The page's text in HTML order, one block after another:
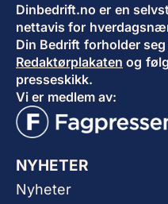
Dinbedrift.no er en
nettavis for
Din Bedrift forholder
Redaktørplakaten og
presseskikk.
Vi er medlem av:
NYHETER
Nyheter